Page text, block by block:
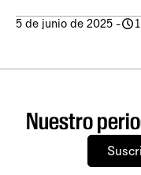
5 de junio de 2025 -
Nuestro